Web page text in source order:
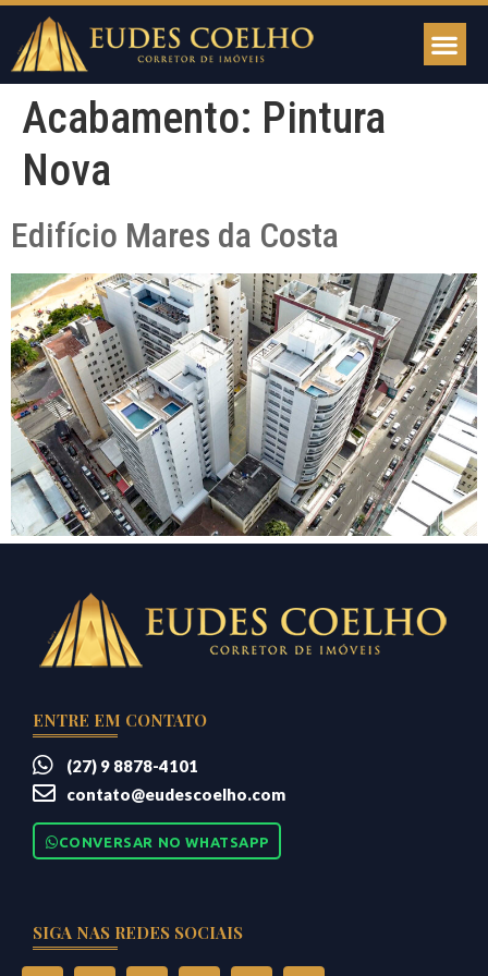
Acabamento: Pintura
Nova
Edifício Mares da Costa
ENTRE EM CONTATO
(27) 9 8878-4101
contato@eudescoelho.com
CONVERSAR NO WHATSAPP
SIGA NAS REDES SOCIAIS